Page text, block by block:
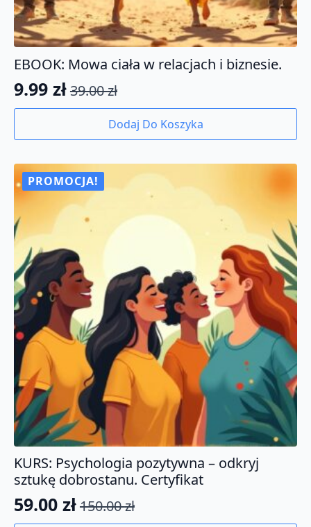
EBOOK: Mowa ciała w relacjach i biznesie.
39.00zł
Pierwotna
wynosiła:
39.00 zł.
9.99 zł
Aktualna
wynosi:
9.99 zł.
Dodaj Do Koszyka
PROMOCJA!
KURS: Psychologia pozytywna – odkryj
sztukę dobrostanu. Certyfikat
150.00zł
Pierwotna
59.00 zł
Aktualna